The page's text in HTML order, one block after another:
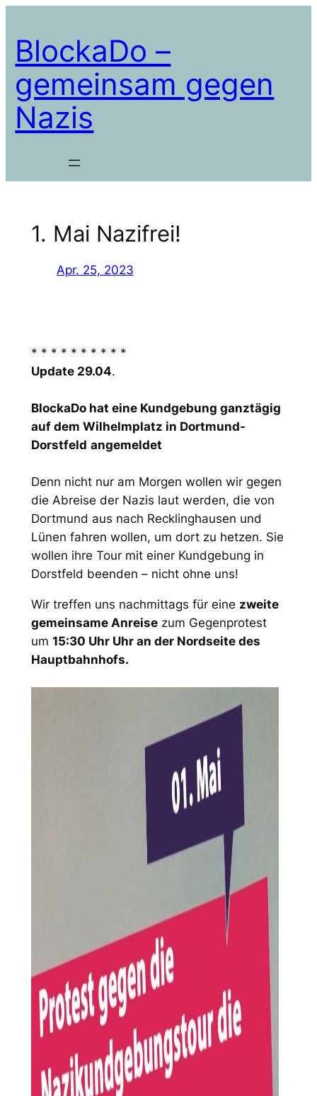
springen
BlockaDo –
gemeinsam gegen
Nazis
1. Mai Nazifrei!
Apr. 25, 2023
* * * * * * * * * *
Update 29.04.
BlockaDo hat eine Kundgebung ganztägig
auf dem Wilhelmplatz in Dortmund-
Dorstfeld angemeldet
Denn nicht nur am Morgen wollen wir gegen
die Abreise der Nazis laut werden, die von
Dortmund aus nach Recklinghausen und
Lünen fahren wollen, um dort zu hetzen. Sie
wollen ihre Tour mit einer Kundgebung in
Dorstfeld beenden – nicht ohne uns!
Wir treffen uns nachmittags für eine zweite
gemeinsame Anreisezum Gegenprotest
um 15:30 Uhr Uhr an der Nordseite des
Hauptbahnhofs.